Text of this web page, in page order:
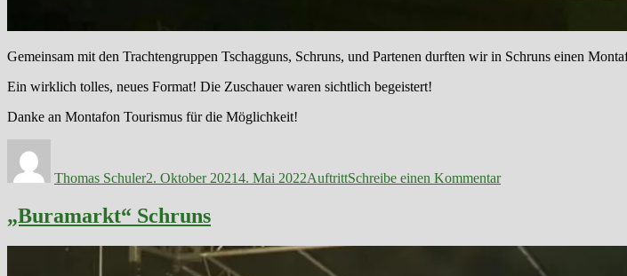
Gemeinsam mit den Trachtengruppen Tschagguns, Schruns, und Partenen durften wir in Schruns einen
Ein wirklich tolles, neues Format! Die Zuschauer waren sichtlich begeistert!
Danke an Montafon Tourismus für die Möglichkeit!
Thomas Schuler2. Oktober 20214. Mai 2022AuftrittSchreibe einen Kommentar
„Buramarkt“ Schruns